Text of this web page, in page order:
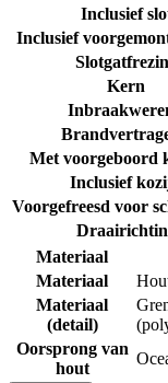
Inclusief
Inclusief
Kern
Met voorgeboord
Inclusief
Voorgefreesd voor
Materiaal
Materiaal
Materiaal
(detail)
Oorsprong van
hout